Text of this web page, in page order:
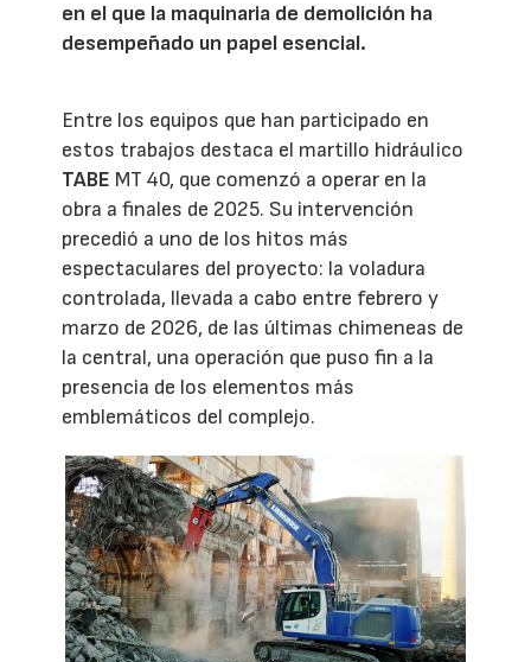
en el que la maquinaria de demolición ha
desempeñado un papel esencial.
Entre los equipos que han participado en
estos trabajos destaca el martillo hidráulico
TABE MT 40, que comenzó a operar en la
obra a finales de 2025. Su intervención
precedió a uno de los hitos más
espectaculares del proyecto: la voladura
controlada, llevada a cabo entre febrero y
marzo de 2026, de las últimas chimeneas de
la central, una operación que puso fin a la
presencia de los elementos más
emblemáticos del complejo.